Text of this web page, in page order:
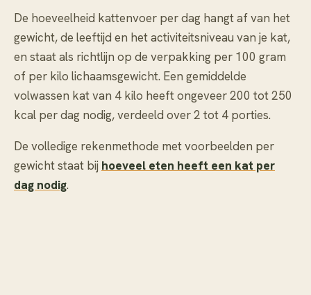
De hoeveelheid kattenvoer per dag hangt af van het
gewicht, de leeftijd en het activiteitsniveau van je kat,
en staat als richtlijn op de verpakking per 100 gram
of per kilo lichaamsgewicht. Een gemiddelde
volwassen kat van 4 kilo heeft ongeveer 200 tot 250
kcal per dag nodig, verdeeld over 2 tot 4 porties.
De volledige rekenmethode met voorbeelden per
gewicht staat bij hoeveel eten heeft een kat per
dag nodig.